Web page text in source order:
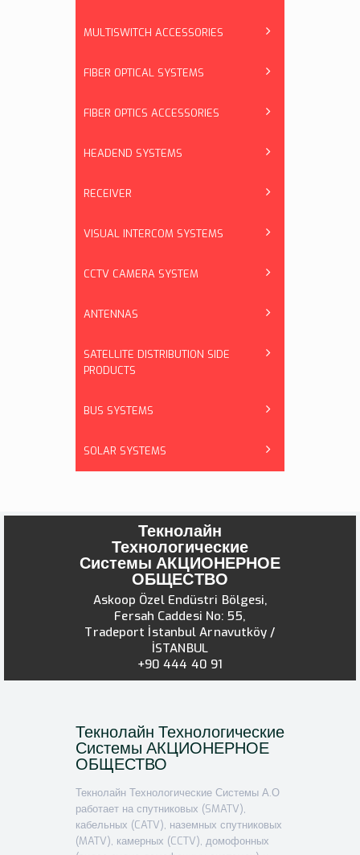
MULTISWITCH ACCESSORIES
FIBER OPTICAL SYSTEMS
FIBER OPTICS ACCESSORIES
HEADEND SYSTEMS
RECEIVER
VISUAL INTERCOM SYSTEMS
CCTV CAMERA SYSTEM
ANTENNAS
SATELLITE DISTRIBUTION SIDE
PRODUCTS
BUS SYSTEMS
SOLAR SYSTEMS
Текнолайн
Технологические
Системы АКЦИОНЕРНОЕ
ОБЩЕСТВО
Askoop Özel Endüstri Bölgesi,
Fersah Caddesi No: 55,
Tradeport İstanbul Arnavutköy /
İSTANBUL
+90 444 40 91
Текнолайн Технологические
Системы АКЦИОНЕРНОЕ
ОБЩЕСТВО
Текнолайн Технологические Системы А.О
работает на спутниковых (SMATV),
кабельных (CATV), наземных спутниковых
(MATV), камерных (CCTV), домофонных